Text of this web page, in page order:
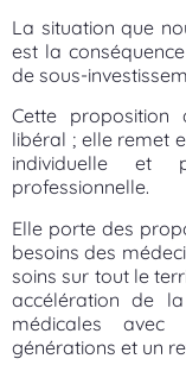
La situation que
est la
de sous-
Cette
libéral ; elle remet
individuelle et
professionnelle.
Elle porte des
besoins des
soins sur tout le
accélération de
médicales avec
générations et un